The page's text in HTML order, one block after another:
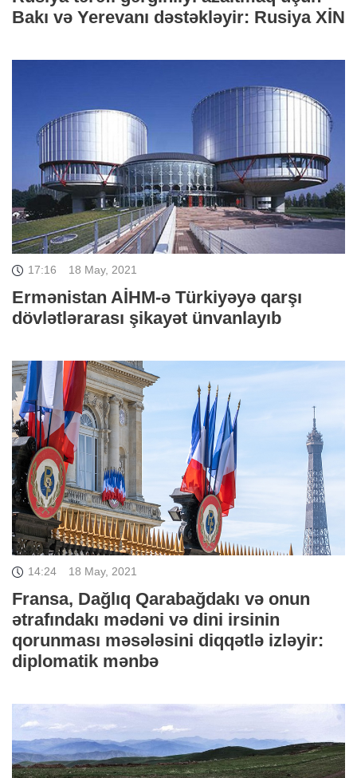
Bakı və Yerevanı dəstəkləyir: Rusiya XİN
17:16 18 May, 2021
Ermənistan AİHM-ə Türkiyəyə qarşı
dövlətlərarası şikayət ünvanlayıb
14:24 18 May, 2021
Fransa, Dağlıq Qarabağdakı və onun
ətrafındakı mədəni və dini irsinin
qorunması məsələsini diqqətlə izləyir:
diplomatik mənbə